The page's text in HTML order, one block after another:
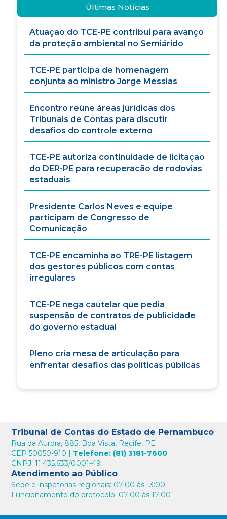
Últimas Notícias
Atuação do TCE-PE contribui para avanço
da proteção ambiental no Semiárido
TCE-PE participa de homenagem
conjunta ao ministro Jorge Messias
Encontro reúne áreas jurídicas dos
Tribunais de Contas para discutir
desafios do controle externo
TCE-PE autoriza continuidade de licitação
do DER-PE para recuperacão de rodovias
estaduais
Presidente Carlos Neves e equipe
participam de Congresso de
Comunicação
TCE-PE encaminha ao TRE-PE listagem
dos gestores públicos com contas
irregulares
TCE-PE nega cautelar que pedia
suspensão de contratos de publicidade
do governo estadual
Pleno cria mesa de articulação para
enfrentar desafios das políticas públicas
Tribunal de Contas do Estado de Pernambuco
Rua da Aurora, 885, Boa Vista, Recife, PE
CEP 50050-910 | Telefone: (81) 3181-7600
CNPJ: 11.435.633/0001-49
Atendimento ao Público
Sede e inspetorias regionais: 07:00 às 13:00
Funcionamento do protocolo: 07:00 às 17:00